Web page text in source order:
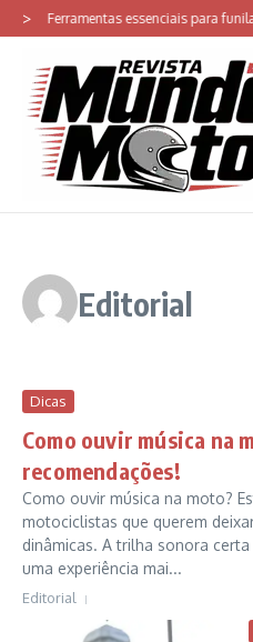
Ir para o conteúdo
> Ferramentas essenciais para
Editorial
Dicas
Como ouvir música na
recomendações!
Como ouvir música na moto?
motociclistas que querem
dinâmicas. A trilha sonora
uma experiência mai...
Editorial